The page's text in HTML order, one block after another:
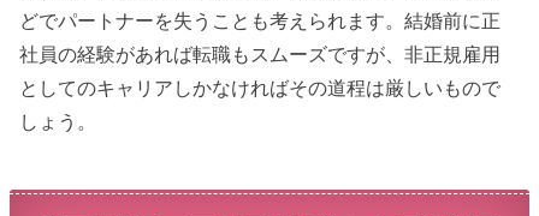
どでパートナーを失うことも考えられます。結婚前に正
社員の経験があれば転職もスムーズですが、非正規雇用
としてのキャリアしかなければその道程は厳しいもので
しょう。